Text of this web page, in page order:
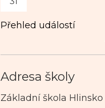
Přehled událostí
Adresa školy
Základní škola Hlinsko